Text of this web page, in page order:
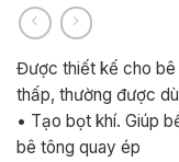
Được thiết kế cho
thấp, thường được
• Tạo bọt khí. Giúp
bê tông quay ép